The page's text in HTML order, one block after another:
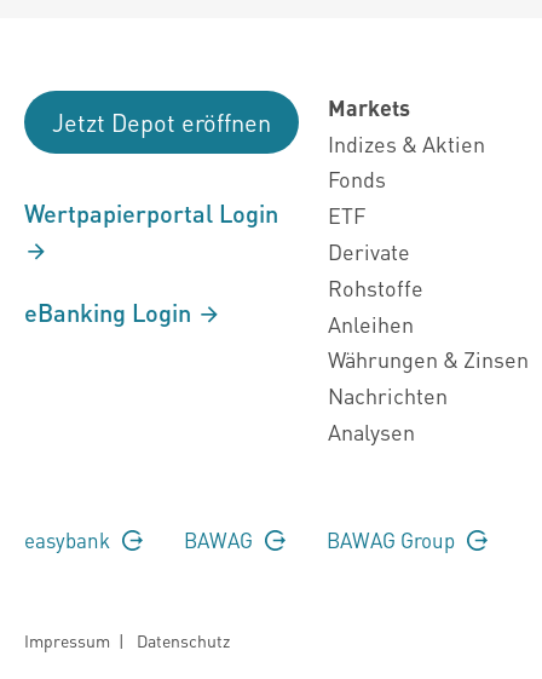
Jetzt Depot eröffnen
Wertpapierportal Login
eBanking Login
Markets
Indizes & Aktien
Fonds
ETF
Derivate
Rohstoffe
Anleihen
Währungen & Zinsen
Nachrichten
Analysen
easybank BAWAG BAWAG Group
Impressum | Datenschutz